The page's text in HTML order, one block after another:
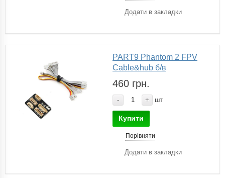
Додати в закладки
PART9 Phantom 2 FPV
Cable&hub б/в
460 грн.
- + шт
Купити
Порівняти
Додати в закладки